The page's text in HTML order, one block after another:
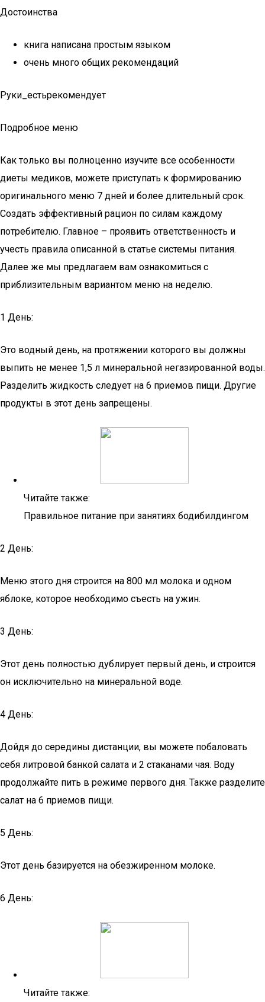
Достоинства
книга написана простым языком
очень много общих рекомендаций
Руки_естьрекомендует
Подробное меню
Как только вы полноценно изучите все особенности
диеты медиков, можете приступать к формированию
оригинального меню 7 дней и более длительный срок.
Создать эффективный рацион по силам каждому
потребителю. Главное – проявить ответственность и
учесть правила описанной в статье системы питания.
Далее же мы предлагаем вам ознакомиться с
приблизительным вариантом меню на неделю.
1 День:
Это водный день, на протяжении которого вы должны
выпить не менее 1,5 л минеральной негазированной воды.
Разделить жидкость следует на 6 приемов пищи. Другие
продукты в этот день запрещены.
Читайте также:
Правильное питание при занятиях бодибилдингом
2 День:
Меню этого дня строится на 800 мл молока и одном
яблоке, которое необходимо съесть на ужин.
3 День:
Этот день полностью дублирует первый день, и строится
он исключительно на минеральной воде.
4 День:
Дойдя до середины дистанции, вы можете побаловать
себя литровой банкой салата и 2 стаканами чая. Воду
продолжайте пить в режиме первого дня. Также разделите
салат на 6 приемов пищи.
5 День:
Этот день базируется на обезжиренном молоке.
6 День:
Читайте также: